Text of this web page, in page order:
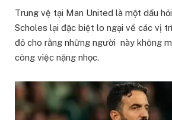
Trung vệ tại Man United là một dấu
Scholes lại đặc biệt lo ngại về các vị
đỏ cho rằng những người này không
công việc nặng nhọc.